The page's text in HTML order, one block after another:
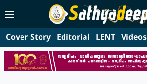
Cover Story Editorial LENT Videos